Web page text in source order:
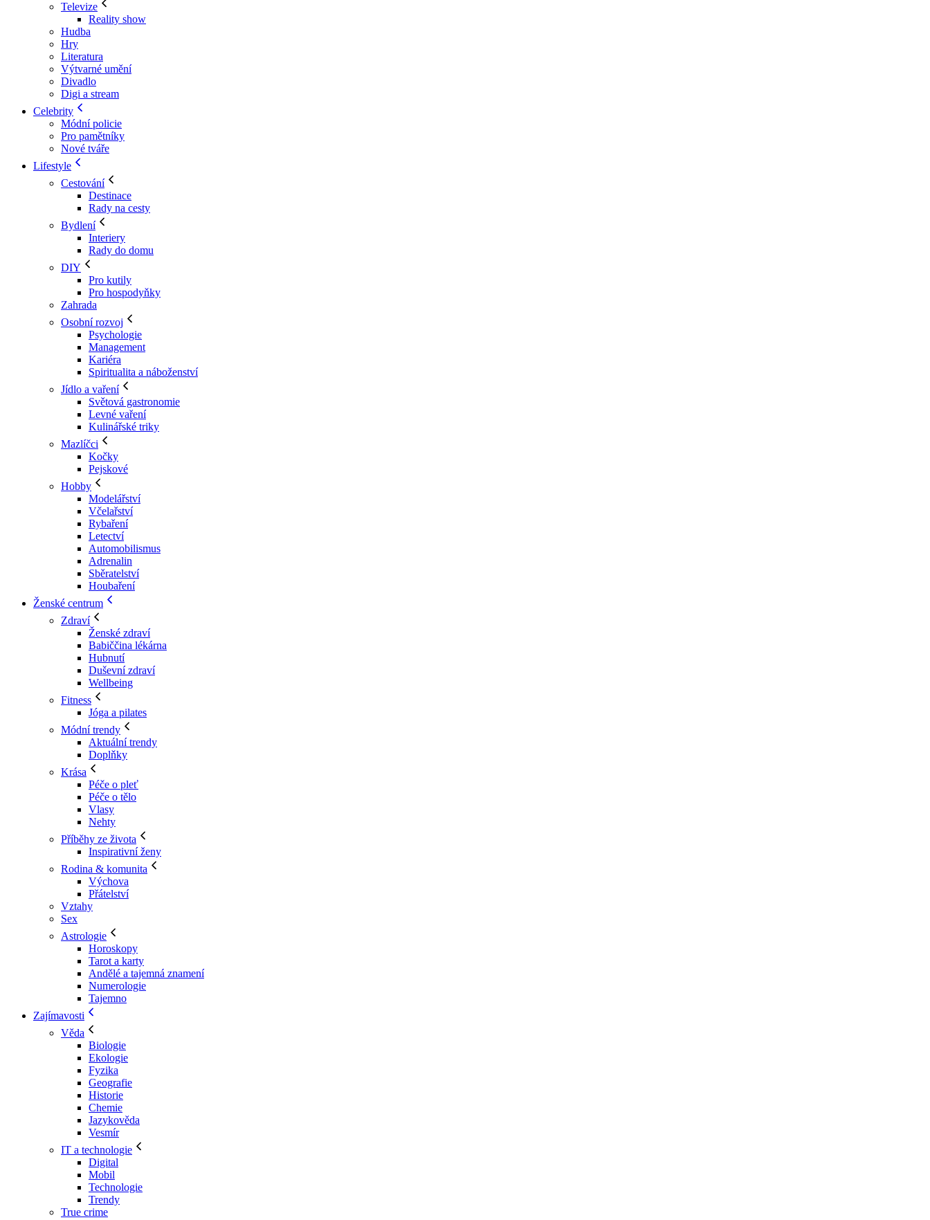
Televize
Reality show
Hudba
Hry
Literatura
Výtvarné umění
Divadlo
Digi a stream
Celebrity
Módní policie
Pro pamětníky
Nové tváře
Lifestyle
Cestování
Destinace
Rady na cesty
Bydlení
Interiery
Rady do domu
DIY
Pro kutily
Pro hospodyňky
Zahrada
Osobní rozvoj
Psychologie
Management
Kariéra
Spiritualita a náboženství
Jídlo a vaření
Světová gastronomie
Levné vaření
Kulinářské triky
Mazlíčci
Kočky
Pejskové
Hobby
Modelářství
Včelařství
Rybaření
Letectví
Automobilismus
Adrenalin
Sběratelství
Houbaření
Ženské centrum
Zdraví
Ženské zdraví
Babiččina lékárna
Hubnutí
Duševní zdraví
Wellbeing
Fitness
Jóga a pilates
Módní trendy
Aktuální trendy
Doplňky
Krása
Péče o pleť
Péče o tělo
Vlasy
Nehty
Příběhy ze života
Inspirativní ženy
Rodina & komunita
Výchova
Přátelství
Vztahy
Sex
Astrologie
Horoskopy
Tarot a karty
Andělé a tajemná znamení
Numerologie
Tajemno
Zajímavosti
Věda
Biologie
Ekologie
Fyzika
Geografie
Historie
Chemie
Jazykověda
Vesmír
IT a technologie
Digital
Mobil
Technologie
Trendy
True crime